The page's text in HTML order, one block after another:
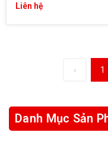
Liên hệ
‹ 1
Danh Mục Sản